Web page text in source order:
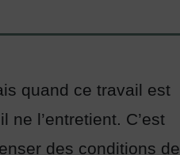
quand ce travail est
ne l’entretient. C’est
des conditions de